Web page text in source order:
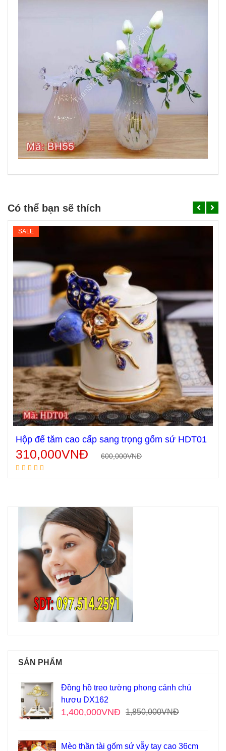
Có thể bạn sẽ thích
SALE
Hộp để tăm cao cấp sang trọng gốm sứ HDT01
600,000VNĐ
310,000VNĐ
SẢN PHẨM
Đồng hồ treo tường phong cảnh chú
hươu DX162
1,850,000VNĐ
1,400,000VNĐ
Mèo thần tài gốm sứ vẫy tay cao 36cm